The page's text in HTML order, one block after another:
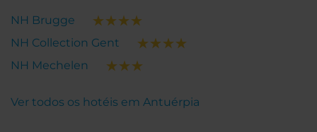
NH Brugge
NH Collection Gent
NH Mechelen
Ver todos os hotéis em Antuérpia